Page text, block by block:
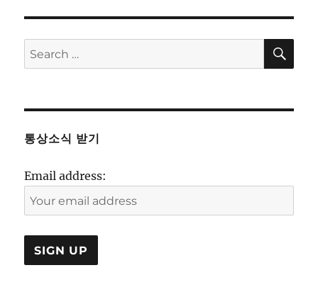
Search
for:
통상소식 받기
Email address: